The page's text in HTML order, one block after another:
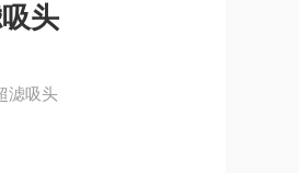
头
超滤吸头